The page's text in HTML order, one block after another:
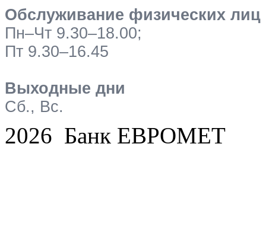
Обслуживание физических лиц
Пн–Чт 9.30–18.00;
Пт 9.30–16.45
Выходные дни
Сб., Вс.
2026 Банк ЕВРОМЕТ